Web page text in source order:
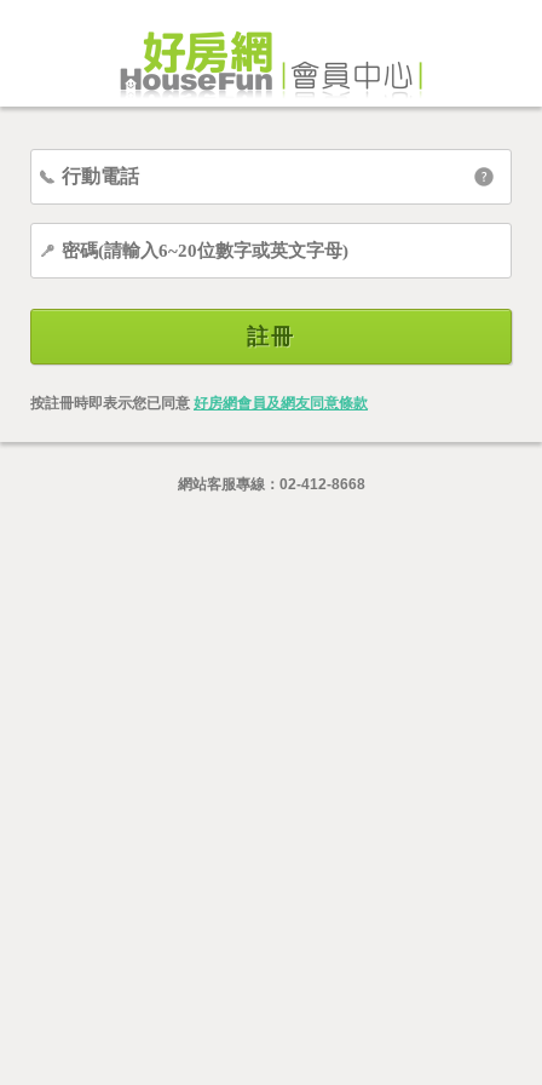
註冊
按註冊時即表示您已同意 好房網會員及網友同意條款
網站客服專線： 02-412-8668